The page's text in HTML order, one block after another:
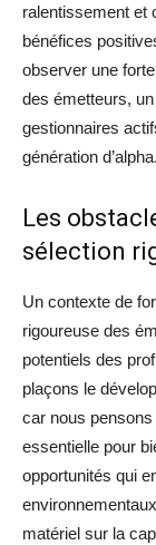
ralentissement et
bénéfices
observer une
des émetteurs,
gestionnaires
génération d’alpha.
Les
sélection
Un contexte de
rigoureuse des
potentiels des
plaçons le
car nous pensons
essentielle pour
opportunités qui
matériel sur la